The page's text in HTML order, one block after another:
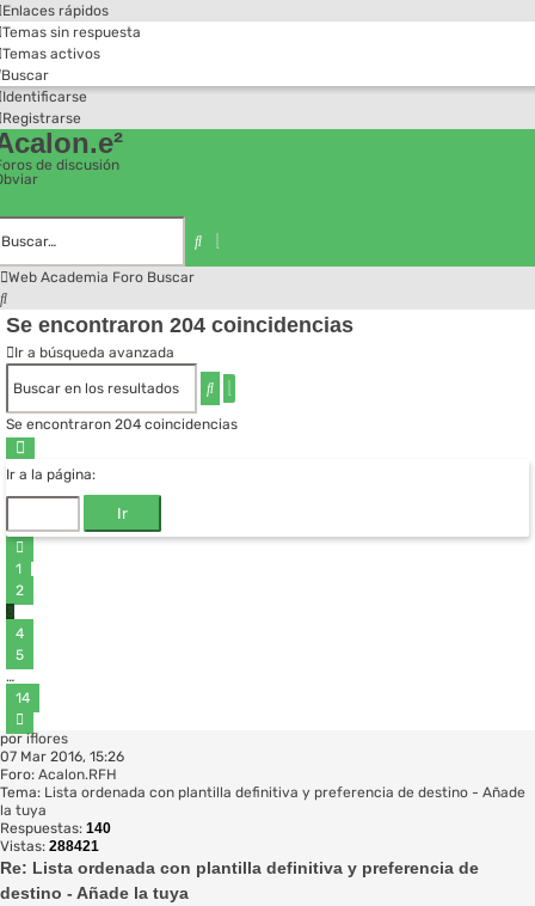
Enlaces rápidos
Temas sin respuesta
Temas activos
Buscar
Identificarse
Registrarse
de discusión
Buscar
avanzada
Web Academia Foro Buscar
Buscar
Se encontraron 204 coincidencias
Ir a búsqueda avanzada
Buscar
Búsqueda
avanzada
Se encontraron 204 coincidencias
Página
3
de
14
Ir a la página:
Anterior
1
2
3
4
5
…
14
Siguiente
poriflores
07 Mar 2016, 15:26
Foro: Acalon.RFH
Tema: Lista ordenada con plantilla definitiva y preferencia de destino - Añade
la tuya
Respuestas: 140
Vistas: 288421
Re: Lista ordenada con plantilla definitiva y preferencia de
destino - Añade la tuya